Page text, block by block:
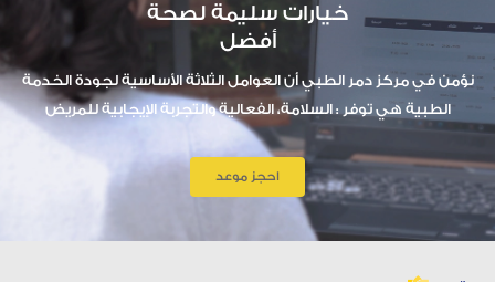
خيارات سليمة لصحة
أفضل
نؤمن في مركز دمر الطبي أن العوامل الثلاثة الأساسية لجودة الخدمة
الطبية هي توفر : السلامة، الفعالية والتجربة الإيجابية للمريض
احجز موعد